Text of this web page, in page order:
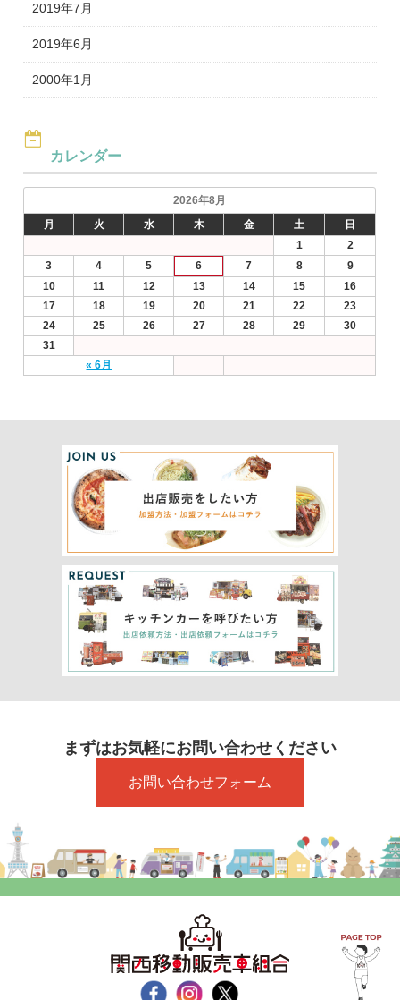
2019年7月
2019年6月
2000年1月
カレンダー
2026年8月
月
火 水 木 金 土 日
« 6月
1
2
3
4 5 6 7 8
9
10
11 12 13 14 15
16
17
18 19 20 21 22
23
24
25 26 27 28 29
30
31
まずはお気軽にお問い合わせください
お問い合わせフォーム